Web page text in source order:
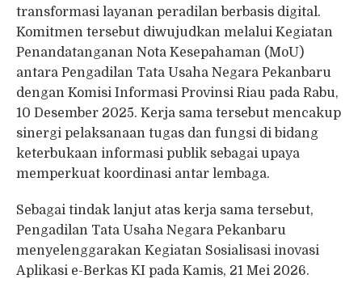
transformasi layanan peradilan berbasis digital.
Komitmen tersebut diwujudkan melalui Kegiatan
Penandatanganan Nota Kesepahaman (MoU)
antara Pengadilan Tata Usaha Negara Pekanbaru
dengan Komisi Informasi Provinsi Riau pada Rabu,
10 Desember 2025. Kerja sama tersebut mencakup
sinergi pelaksanaan tugas dan fungsi di bidang
keterbukaan informasi publik sebagai upaya
memperkuat koordinasi antar lembaga.
Sebagai tindak lanjut atas kerja sama tersebut,
Pengadilan Tata Usaha Negara Pekanbaru
menyelenggarakan Kegiatan Sosialisasi inovasi
Aplikasi e-Berkas KI pada Kamis, 21 Mei 2026.